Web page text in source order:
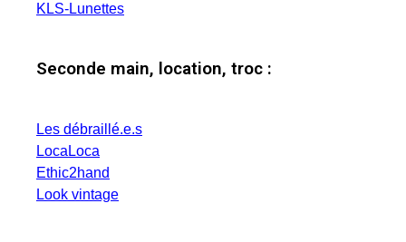
KLS-Lunettes
Seconde main, location, troc :
Les débraillé.e.s
LocaLoca
Ethic2hand
Look vintage